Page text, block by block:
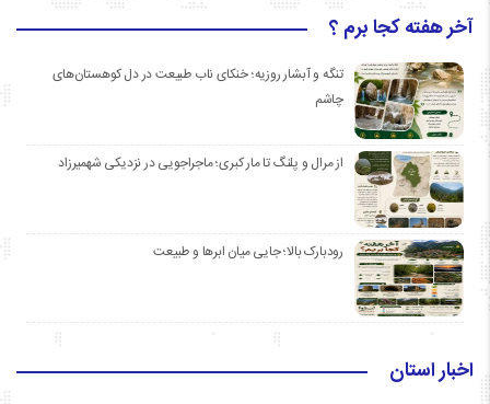
آخر هفته کجا برم ؟
تنگه و آبشار روزیه؛ خنکای ناب طبیعت در دل کوهستان‌های
چاشم
از مرال و پلنگ تا مار کبری؛ ماجراجویی در نزدیکی شهمیرزاد
رودبارک بالا؛ جایی میان ابرها و طبیعت
اخبار استان